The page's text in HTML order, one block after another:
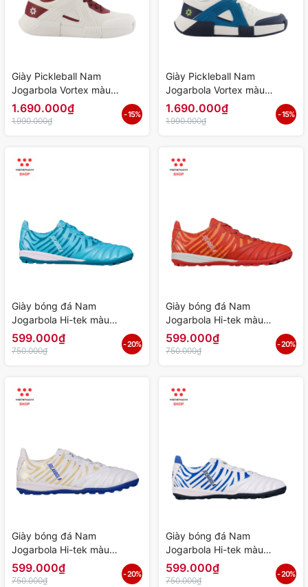
Giày Pickleball Nam
Jogarbola Vortex màu
"Red/White" JG-VORTEX-02
- Hàng Chính Hãng
1.690.000₫
1.990.000₫
- 15%
Giày Pickleball Nam
Jogarbola Vortex màu
"Blue/White" JG-VORTEX-01
- Hàng Chính Hãng
1.690.000₫
1.990.000₫
- 15%
Giày bóng đá Nam
Jogarbola Hi-tek màu
"Cyan" JG-HITEK-04 - Hàng
Chính Hãng
599.000₫
750.000₫
- 20%
Giày bóng đá Nam
Jogarbola Hi-tek màu
"White/Red" JG-HITEK-03 -
Hàng Chính Hãng
599.000₫
750.000₫
- 20%
Giày bóng đá Nam
Jogarbola Hi-tek màu
"White/Gray" JG-HITEK-02 -
Hàng Chính Hãng
599.000₫
750.000₫
- 20%
Giày bóng đá Nam
Jogarbola Hi-tek màu
"White" JG-HITEK-01 - Hàng
Chính Hãng
599.000₫
750.000₫
- 20%